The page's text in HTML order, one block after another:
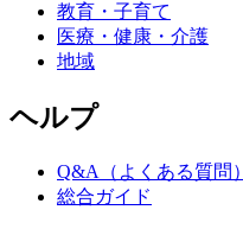
教育・子育て
医療・健康・介護
地域
ヘルプ
Q&A（よくある質問）
総合ガイド